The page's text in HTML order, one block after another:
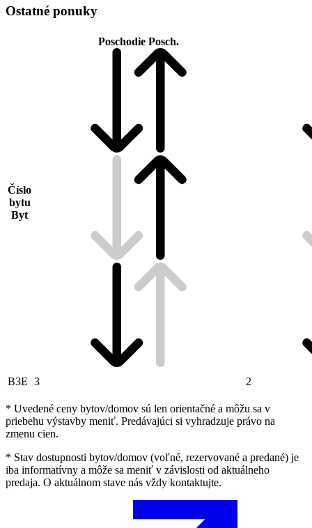
Ostatné ponuky
Číslo
bytu
Byt
Poschodie Posch.
B3E 3 2
* Uvedené ceny bytov/domov sú len orientačné a môžu sa v
priebehu výstavby meniť. Predávajúci si vyhradzuje právo na
zmenu cien.
* Stav dostupnosti bytov/domov (voľné, rezervované a predané) je
iba informatívny a môže sa meniť v závislosti od aktuálneho
predaja. O aktuálnom stave nás vždy kontaktujte.